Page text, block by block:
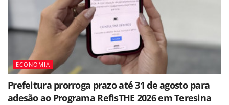
ECONOMIA
Prefeitura prorroga prazo até 31 de agosto para
adesão ao Programa RefisTHE 2026 em Teresina